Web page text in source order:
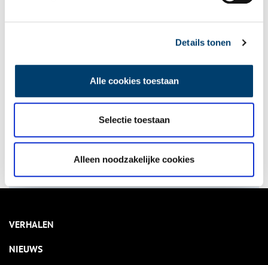
Details tonen
Alle cookies toestaan
Selectie toestaan
Alleen noodzakelijke cookies
Een keer per jaar eens écht uit de band springen!
Bekijk kalender
Delen
VERHALEN
NIEUWS